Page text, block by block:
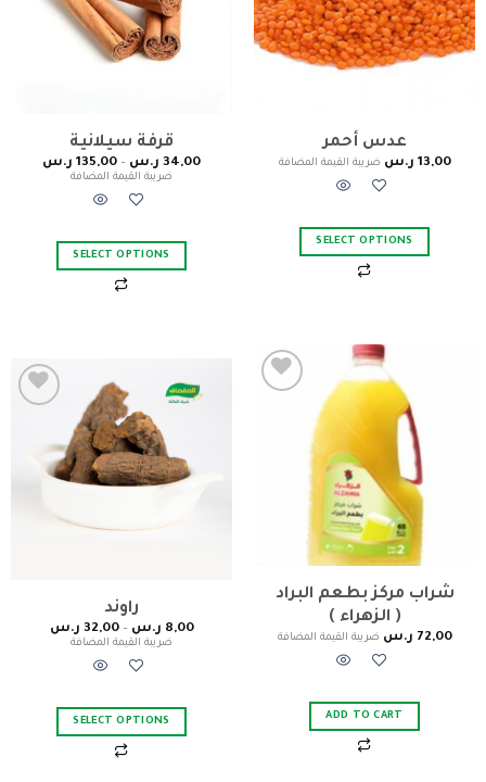
عدس أحمر
13,00 ر.س ضريبة القيمة المضافة
SELECT OPTIONS
قرفة سيلانية
34,00 ر.س –
135,00 ر.س
ضريبة القيمة المضافة
SELECT OPTIONS
شراب مركز بطعم البراد
( الزهراء )
72,00 ر.س ضريبة القيمة المضافة
ADD TO CART
wishlist
راوند
8,00 ر.س –
32,00 ر.س
ضريبة القيمة المضافة
SELECT OPTIONS